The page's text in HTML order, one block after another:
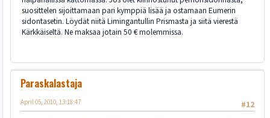
suosittelen sijoittamaan pari kymppiä lisää ja ostamaan Eumerin
sidontasetin. Löydät niitä Limingantullin Prismasta ja siitä vierestä
Kärkkäiseltä. Ne maksaa jotain 50 € molemmissa.
Paraskalastaja
#12
April 05, 2010, 13:18:47